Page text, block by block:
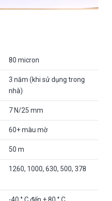
80 micron
3 năm (khi sử dụng trong
nhà)
7 N/25 mm
60+ màu mờ
50 m
1260, 1000, 630, 500, 378